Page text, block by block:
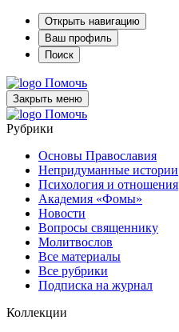
Открыть навигацию
Ваш профиль
Поиск
Помочь
Закрыть меню
Помочь
Рубрики
Основы Православия
Непридуманные истории
Психология и отношения
Академия «Фомы»
Новости
Вопросы священнику
Молитвослов
Все материалы
Все рубрики
Подписка на журнал
Коллекции